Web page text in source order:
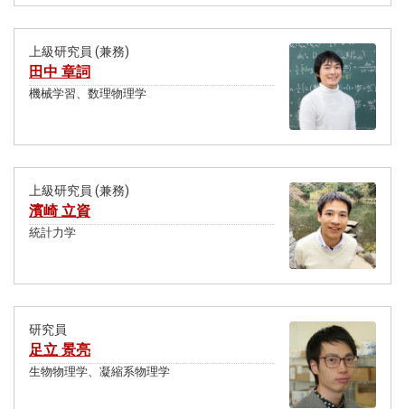
上級研究員 (兼務)
田中 章詞
機械学習、数理物理学
上級研究員 (兼務)
濱崎 立資
統計力学
研究員
足立 景亮
生物物理学、凝縮系物理学